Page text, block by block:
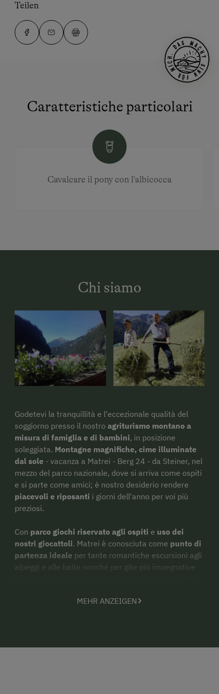
Teilen
Caratteristiche particolari
Cavalcare il pony con l'albicocca
Chi siamo
Godetevi la tranquillità e l'eccezionale qualità del
soggiorno presso il nostro agriturismo montano a
misura di famiglia e di bambini, in posizione
soleggiata. Montagne magnifiche, cime illuminate
dal sole - vacanza a Matrei - Berg 24 - da Steiner, nel
mezzo del parco nazionale, dove si arriva come ospiti
e si parte come amici; è nostro desiderio rendere
piacevoli e riposanti i giorni dell'anno per voi più
preziosi.
Con parco giochi riservato agli ospiti e uso dei
nostri giocattoli. Matrei è conosciuta come punto di
partenza ideale per tante romantiche escursioni agli
alpeggi e alle baite nonché per gite più impegnative
paesaggio del parco nazionale Alti Tauri. Monti e valli
Vacanza nella fattoria agrituristica Rieplerhof -
MEHR ANZEIGEN